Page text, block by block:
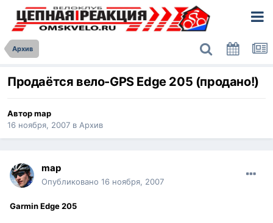
Архив
Продаётся вело-GPS Edge 205 (продано!)
Авторmap
16 ноября, 2007 в Архив
map
Опубликовано 16 ноября, 2007
Garmin Edge 205